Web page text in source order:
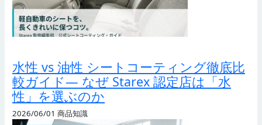
水性 vs 油性 シートコーティング徹底比
較ガイド— なぜ Starex 認定店は「水
性」を選ぶのか
2026/06/01 商品知識